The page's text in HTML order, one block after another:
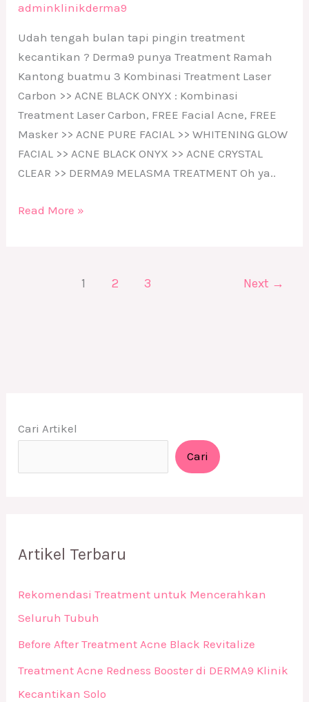
adminklinikderma9
Udah tengah bulan tapi pingin treatment
kecantikan ? Derma9 punya Treatment Ramah
Kantong buatmu 3 Kombinasi Treatment Laser
Carbon >> ACNE BLACK ONYX : Kombinasi
Treatment Laser Carbon, FREE Facial Acne, FREE
Masker >> ACNE PURE FACIAL >> WHITENING GLOW
FACIAL >> ACNE BLACK ONYX >> ACNE CRYSTAL
CLEAR >> DERMA9 MELASMA TREATMENT Oh ya..
Read More »
1 2 3 Next →
Cari Artikel
Cari
Artikel Terbaru
Rekomendasi Treatment untuk Mencerahkan
Seluruh Tubuh
Before After Treatment Acne Black Revitalize
Treatment Acne Redness Booster di DERMA9 Klinik
Kecantikan Solo